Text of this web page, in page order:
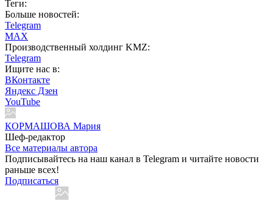
Теги:
Больше новостей:
Telegram
MAX
Производственный холдинг KMZ:
Telegram
Ищите нас в:
ВКонтакте
Яндекс Дзен
YouTube
КОРМАШОВА Мария
Шеф-редактор
Все материалы автора
Подписывайтесь на наш канал в Telegram и читайте новости
раньше всех!
Подписаться